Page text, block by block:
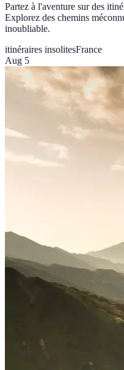
Partez à l'aventure sur des
Explorez des chemins
inoubliable.
itinéraires insolitesFrance
Aug 5